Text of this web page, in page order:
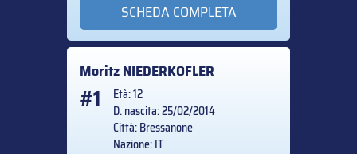
SCHEDA COMPLETA
MoritzNIEDERKOFLER
#1
Età: 12
D. nascita: 25/02/2014
Città: Bressanone
Nazione: IT